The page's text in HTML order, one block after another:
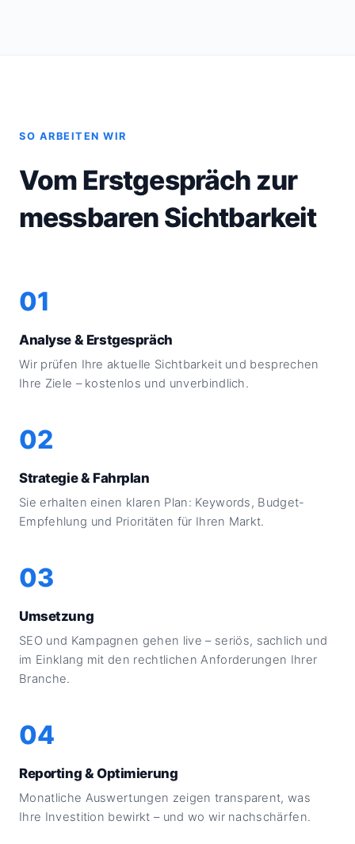
SO ARBEITEN WIR
Vom Erstgespräch zur
messbaren Sichtbarkeit
01
Analyse & Erstgespräch
Wir prüfen Ihre aktuelle Sichtbarkeit und besprechen
Ihre Ziele – kostenlos und unverbindlich.
02
Strategie & Fahrplan
Sie erhalten einen klaren Plan: Keywords, Budget-
Empfehlung und Prioritäten für Ihren Markt.
03
Umsetzung
SEOund Kampagnen gehen live – seriös, sachlich und
im Einklang mit den rechtlichen Anforderungen Ihrer
Branche.
04
Reporting & Optimierung
Monatliche Auswertungen zeigen transparent, was
Ihre Investition bewirkt – und wo wir nachschärfen.